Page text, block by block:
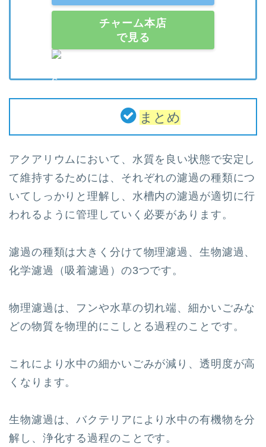
チャーム本店
で見る
まとめ
アクアリウムにおいて、水質を良い状態で安定し
て維持するためには、それぞれの濾過の種類につ
いてしっかりと理解し、水槽内の濾過が適切に行
われるように管理していく必要があります。
濾過の種類は大きく分けて物理濾過、生物濾過、
化学濾過（吸着濾過）の3つです。
物理濾過は、フンや水草の切れ端、細かいごみな
どの物質を物理的にこしとる過程のことです。
これにより水中の細かいごみが減り、透明度が高
くなります。
生物濾過は、バクテリアにより水中の有機物を分
解し、浄化する過程のことです。